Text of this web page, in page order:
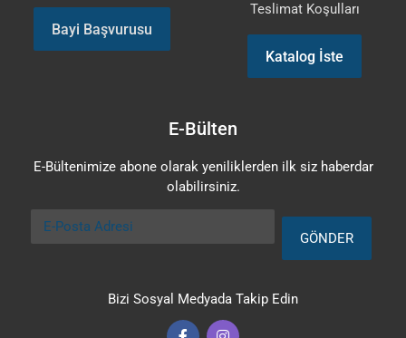
Bayi Başvurusu
Teslimat Koşulları
Katalog İste
E-Bülten
E-Bültenimize abone olarak yeniliklerden ilk siz haberdar
olabilirsiniz.
E-Posta Adresi
GÖNDER
Bizi Sosyal Medyada Takip Edin